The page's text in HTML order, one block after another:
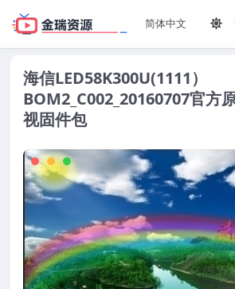
海信LED58K300U(1111）
BOM2_C002_20160707官方
视固件包